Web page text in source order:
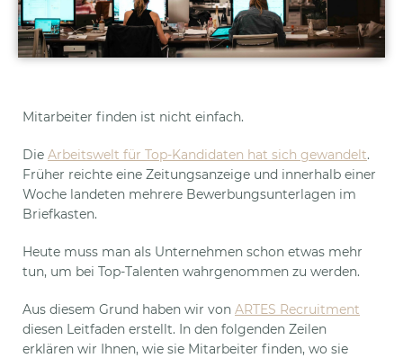
Mitarbeiter finden ist nicht einfach.
Die Arbeitswelt für Top-Kandidaten hat sich gewandelt.
Früher reichte eine Zeitungsanzeige und innerhalb einer
Woche landeten mehrere Bewerbungsunterlagen im
Briefkasten.
Heute muss man als Unternehmen schon etwas mehr
tun, um bei Top-Talenten wahrgenommen zu werden.
Aus diesem Grund haben wir von ARTES Recruitment
diesen Leitfaden erstellt. In den folgenden Zeilen
erklären wir Ihnen, wie sie Mitarbeiter finden, wo sie